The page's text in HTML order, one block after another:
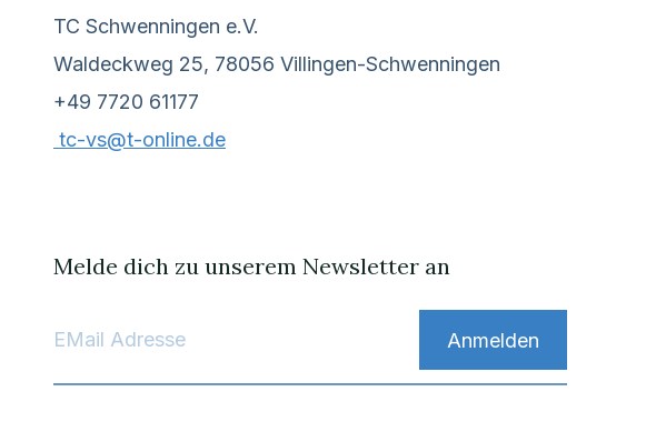
TC Schwenningen e.V.
Waldeckweg 25, 78056 Villingen-Schwenningen
+49 7720 61177
tc-vs@t-online.de
Melde dich zu unserem Newsletter an